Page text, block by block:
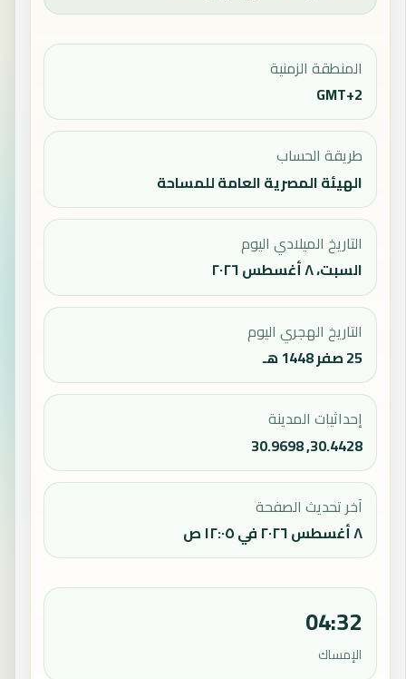
المنطقة الزمنية
GMT+2
طريقة الحساب
الهيئة المصرية العامة للمساحة
التاريخ الميلادي اليوم
السبت، ٨ أغسطس ٢٠٢٦
التاريخ الهجري اليوم
25 صفر 1448 هـ
إحداثيات المدينة
30.4428, 30.9698
آخر تحديث الصفحة
٨ أغسطس ٢٠٢٦ في ١٢:٠٥ ص
04:32
الإمساك